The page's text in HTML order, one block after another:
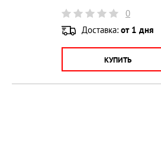
0
Доставка: от 1 дня
КУПИТЬ